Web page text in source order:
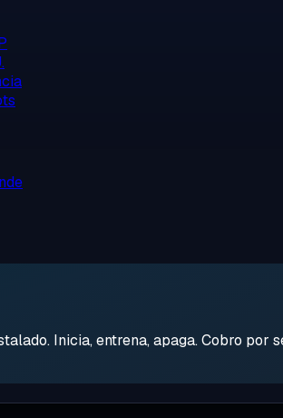
Inicia, entrena, apaga. Cobro por